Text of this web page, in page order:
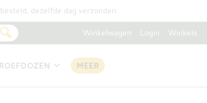
dezelfde dag verzonden
Winkelwagen Login Winkels
MEER